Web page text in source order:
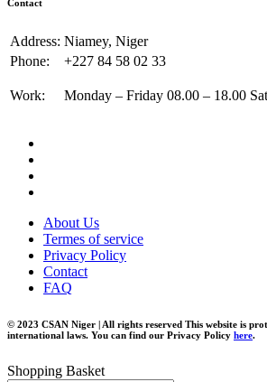
Contact
Address: Niamey, Niger
Phone:
+227 84 58 02 33
Work: Monday – Friday 08.00 – 18.00
About Us
Termes of service
Privacy Policy
Contact
FAQ
© 2023 CSAN Niger | All rights reserved This website is
international laws. You can find our Privacy Policy here.
Shopping Basket